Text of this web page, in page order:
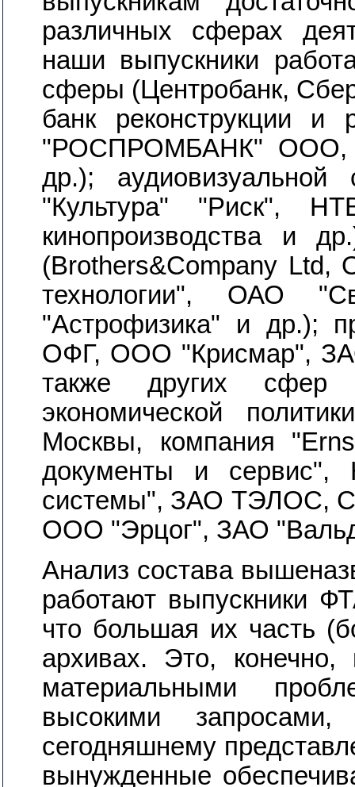
различных сферах
наши выпускники
сферы (Центробанк,
банк реконструкции и
"РОСПРОМБАНК" ООО,
др.);
"Культура" "Риск",
кинопроизводства и
(Brothers&Company
технологии", ОАО
"Астрофизика" и др.);
ОФГ, ООО "Крисмар",
также других сфер
экономической
Москвы, компания
документы и сервис",
системы", ЗАО ТЭЛОС,
ООО "Эрцог", ЗАО
Анализ состава
работают выпускники
что большая их часть
архивах. Это,
материальными
высокими запросами,
сегодняшнему
вынужденные